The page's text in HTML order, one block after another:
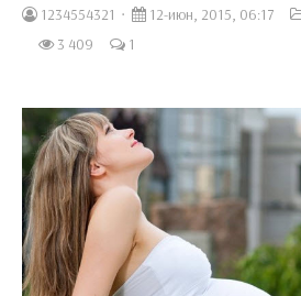
1234554321 12-июн, 2015, 06:17
3 409
1